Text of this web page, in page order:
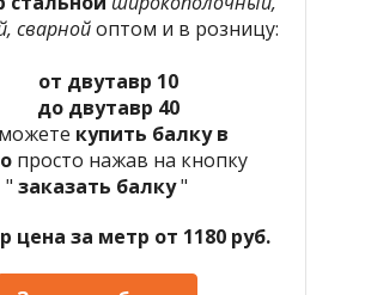
сварнойоптом и в розницу:
от двутавр 10
до двутавр 40
купить балку в
просто нажав на кнопку
" заказать балку"
цена за метр от 1180 руб.